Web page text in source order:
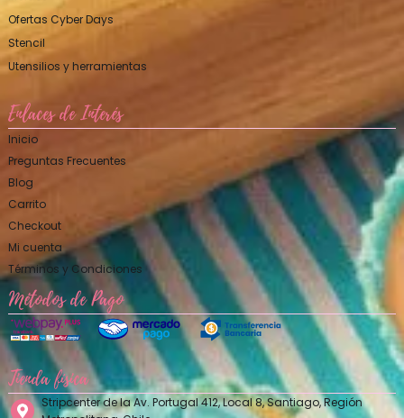
Ofertas Cyber Days
Stencil
Utensilios y herramientas
Enlaces de Interés
Inicio
Preguntas Frecuentes
Blog
Carrito
Checkout
Mi cuenta
Términos y Condiciones
Métodos de Pago
Tienda física
Stripcenter de la Av. Portugal 412, Local 8, Santiago, Región